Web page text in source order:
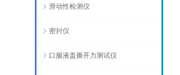
滑动性检测仪
密封仪
口服液盖撕开力测试仪